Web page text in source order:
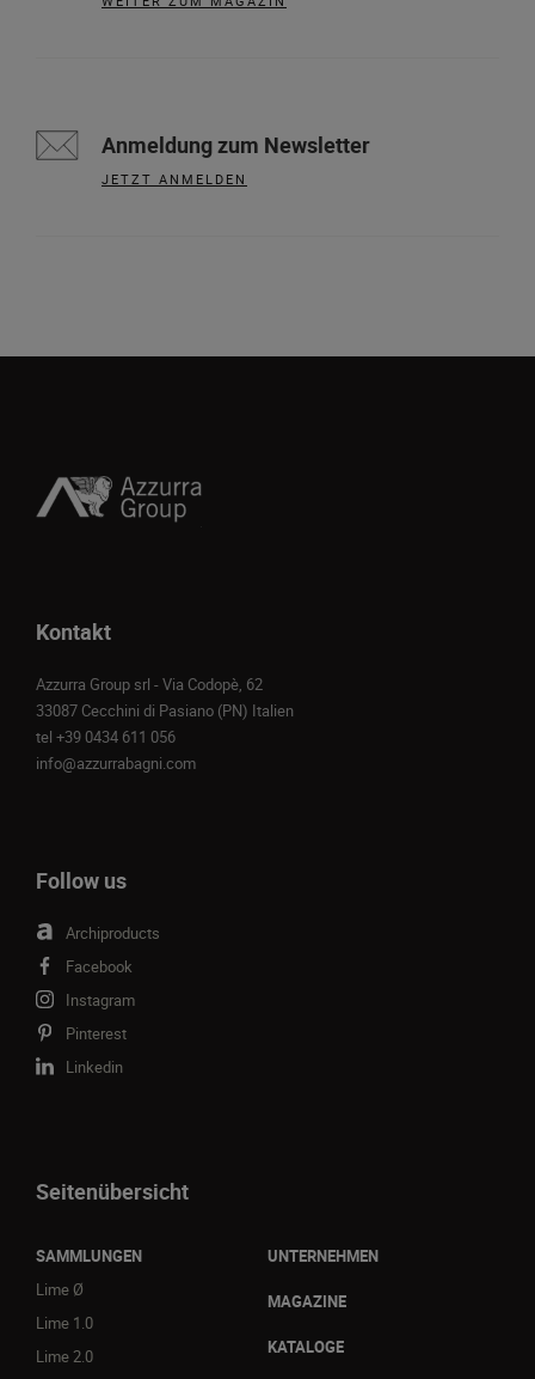
Anmeldung zum Newsletter
JETZT ANMELDEN
Kontakt
Azzurra Group srl - Via Codopè, 62
33087 Cecchini di Pasiano (PN) Italien
tel +39 0434 611 056
info@azzurrabagni.com
Follow us
Archiproducts
Facebook
Instagram
Pinterest
Linkedin
Seitenübersicht
SAMMLUNGEN
Lime Ø
Lime 1.0
Lime 2.0
UNTERNEHMEN
MAGAZINE
KATALOGE